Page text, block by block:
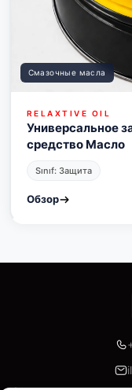
Смазочные масла
RELAXTIVE OIL
Универсальное
средство Масло
Sınıf: Защита
Обзор